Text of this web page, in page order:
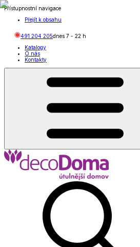
Přístupnostní navigace
Přejít k obsahu
491 204 205dnes 7 - 22 h
Katalogy
O nás
Kontakty